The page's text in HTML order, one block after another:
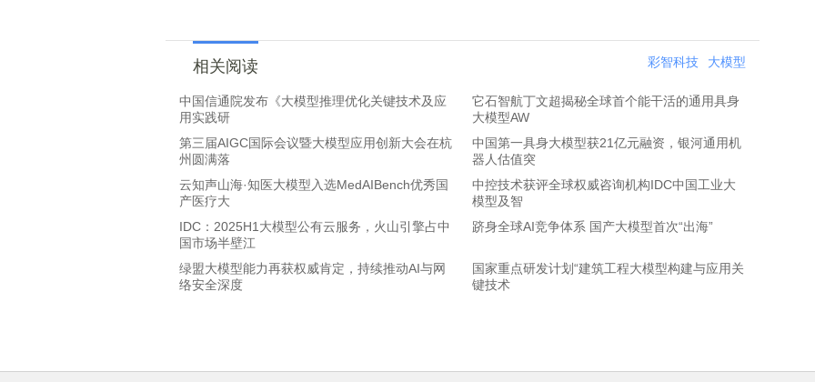
相关阅读 彩智科技 大模型
中国信通院发布《大模型推理优化关键技术及应
用实践研
它石智航丁文超揭秘全球首个能干活的通用具身
大模型AW
第三届AIGC国际会议暨大模型应用创新大会在杭
州圆满落
中国第一具身大模型获21亿元融资，银河通用机
器人估值突
云知声山海·知医大模型入选MedAIBench优秀国
产医疗大
中控技术获评全球权威咨询机构IDC中国工业大
模型及智
IDC：2025H1大模型公有云服务，火山引擎占中
国市场半壁江
跻身全球AI竞争体系 国产大模型首次“出海”
绿盟大模型能力再获权威肯定，持续推动AI与网
络安全深度
国家重点研发计划“建筑工程大模型构建与应用关
键技术